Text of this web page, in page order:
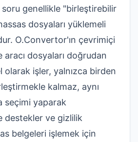
genellikle "birleştirebilir
dosyaları yüklemeli
O.Convertor'ın çevrimiçi
aracı dosyaları doğrudan
olarak işler, yalnızca birden
kalmaz, aynı
seçimi yaparak
destekler ve gizlilik
belgeleri işlemek için